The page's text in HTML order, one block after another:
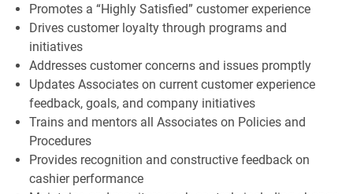
Promotes a “Highly Satisfied” customer experience
Drives customer loyalty through programs and
initiatives
Addresses customer concerns and issues promptly
Updates Associates on current customer experience
feedback, goals, and company initiatives
Trains and mentors all Associates on Policies and
Procedures
Provides recognition and constructive feedback on
cashier performance